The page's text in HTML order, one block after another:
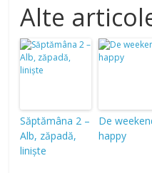
Alte
Săptămâna 2 –
Alb, zăpadă,
liniște
De
happy